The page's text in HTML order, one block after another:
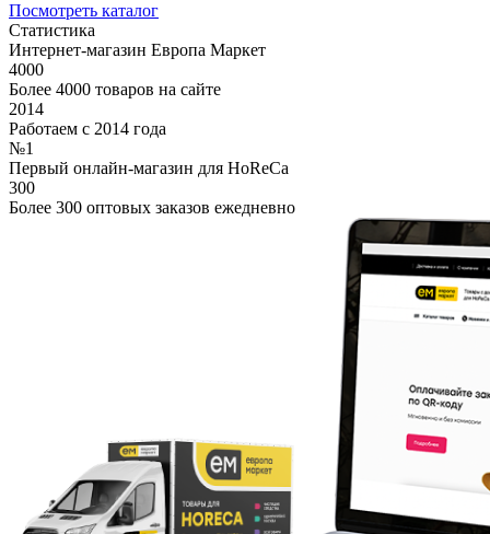
Посмотреть каталог
Статистика
Интернет-магазин Европа Маркет
4000
Более 4000 товаров на сайте
2014
Работаем с 2014 года
№1
Первый онлайн-магазин для HoReCa
300
Более 300 оптовых заказов ежедневно